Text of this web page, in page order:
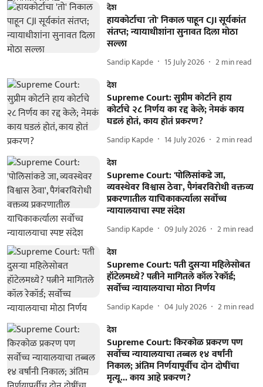
देश
हायकोर्टाचा 'तो' निकाल पाहून CJI सूर्यकांत
संतप्त; न्यायाधीशांना सुनावत दिला मोठा
सल्ला
Sandip Kapde 15 July 2026 2min read
देश
Supreme Court: सुप्रीम कोर्टाने हाय
कोर्टाचे २८ निर्णय का रद्द केले; नेमकं काय
घडलं होतं, काय होतं प्रकरण?
Sandip Kapde 14 July 2026 2min read
देश
Supreme Court: 'पोलिसांकडे जा,
व्यवस्थेवर विश्वास ठेवा', पैगंबरविरोधी वक्तव्य
प्रकरणातील याचिकाकर्त्याला सर्वोच्च
न्यायालयाचा स्पष्ट संदेश
Sandip Kapde 09 July 2026 2min read
देश
Supreme Court: पती दुसऱ्या महिलेसोबत
हॉटेलमध्ये? पत्नीने मागितले कॉल रेकॉर्ड;
सर्वोच्च न्यायालयाचा मोठा निर्णय
Sandip Kapde 04 July 2026 2min read
देश
Supreme Court: किरकोळ प्रकरण पण
सर्वोच्च न्यायालयाचा तब्बल १४ वर्षांनी
निकाल; अंतिम निर्णयापूर्वीच दोन दोषींचा
मृत्यू... काय आहे प्रकरण?